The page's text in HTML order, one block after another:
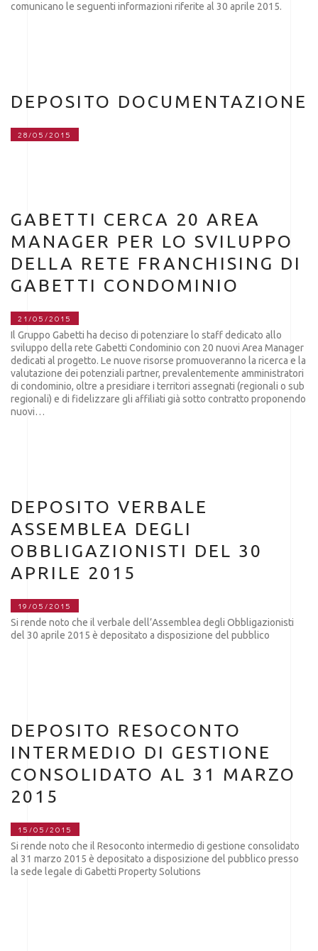
comunicano le seguenti informazioni riferite al 30 aprile 2015.
DEPOSITO DOCUMENTAZIONE
28/05/2015
GABETTI CERCA 20 AREA
MANAGER PER LO SVILUPPO
DELLA RETE FRANCHISING DI
GABETTI CONDOMINIO
21/05/2015
Il Gruppo Gabetti ha deciso di potenziare lo staff dedicato allo
sviluppo della rete Gabetti Condominio con 20 nuovi Area Manager
dedicati al progetto. Le nuove risorse promuoveranno la ricerca e la
valutazione dei potenziali partner, prevalentemente amministratori
di condominio, oltre a presidiare i territori assegnati (regionali o sub
regionali) e di fidelizzare gli affiliati già sotto contratto proponendo
nuovi…
DEPOSITO VERBALE
ASSEMBLEA DEGLI
OBBLIGAZIONISTI DEL 30
APRILE 2015
19/05/2015
Si rende noto che il verbale dell’Assemblea degli Obbligazionisti
del 30 aprile 2015 è depositato a disposizione del pubblico
DEPOSITO RESOCONTO
INTERMEDIO DI GESTIONE
CONSOLIDATO AL 31 MARZO
2015
15/05/2015
Si rende noto che il Resoconto intermedio di gestione consolidato
al 31 marzo 2015 è depositato a disposizione del pubblico presso
la sede legale di Gabetti Property Solutions